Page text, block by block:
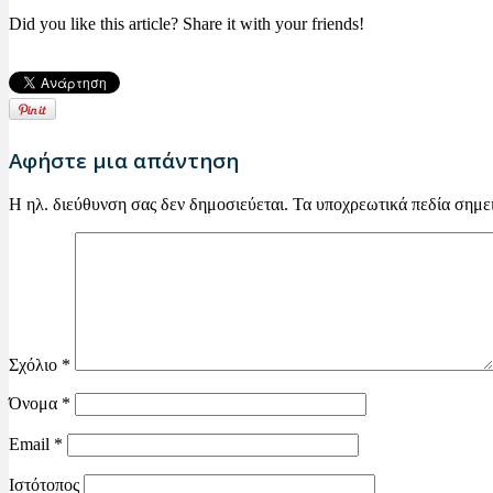
Did you like this article? Share it with your friends!
Αφήστε μια απάντηση
Η ηλ. διεύθυνση σας δεν δημοσιεύεται. Τα υποχρεωτικά πεδία
Σχόλιο *
Όνομα *
Email *
Ιστότοπος